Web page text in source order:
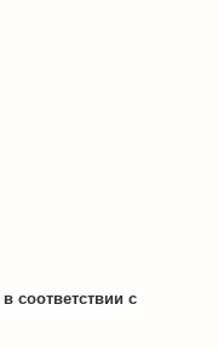
в соответствии с